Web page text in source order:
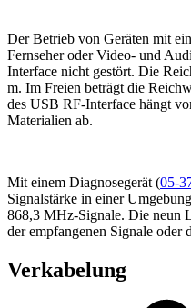
Der Betrieb von Geräten mit
Fernseher oder Video- und
Interface nicht gestört. Die
m. Im Freien beträgt die
des USB RF-Interface hängt
Materialien ab.
Mit einem Diagnosegerät (05-
Signalstärke in einer
868,3 MHz-Signale. Die neun
der empfangenen Signale oder
Verkabelung